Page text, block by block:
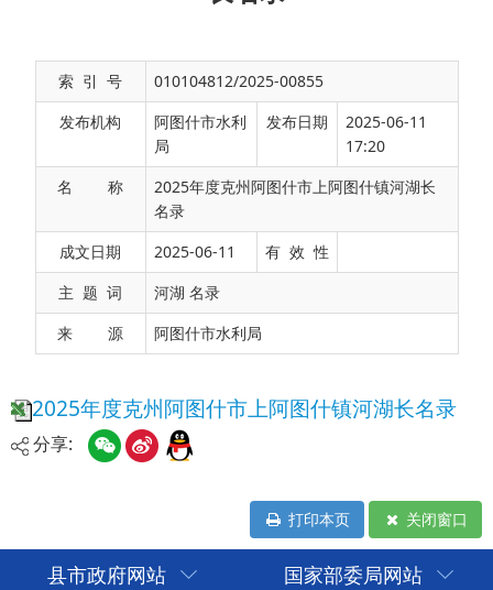
索 引 号
010104812/2025-00855
发布机构
阿图什市水利
局
发布日期
2025-06-11
17:20
名 称
2025年度克州阿图什市上阿图什镇河湖长
名录
成文日期
2025-06-11
有 效 性
主 题 词
河湖 名录
来 源
阿图什市水利局
2025年度克州阿图什市上阿图什镇河湖长名录
分享:
打印本页 关闭窗口
县市政府网站
国家部委局网站